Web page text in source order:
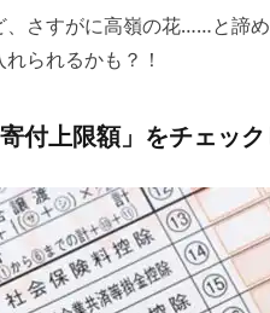
、さすがに高嶺の花……と諦
られるかも？！
付上限額」をチェック